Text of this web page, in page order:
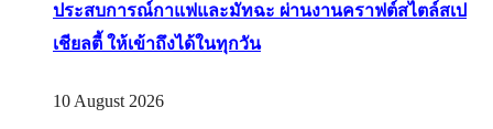
ประสบการณ์กาแฟและมัทฉะ ผ่านงานคราฟต์สไตล์สเป
เชียลตี้ ให้เข้าถึงได้ในทุกวัน
10 August 2026